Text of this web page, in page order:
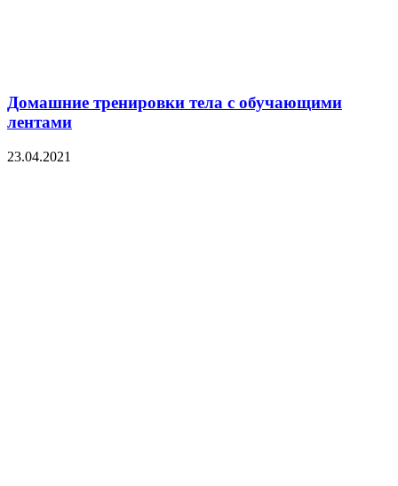
Домашние тренировки тела с обучающими
лентами
23.04.2021